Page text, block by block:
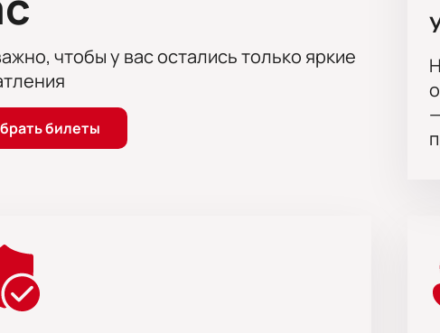
показы есть в программе мероприятий.
выбираются по интерактивной схеме зала.
купить билеты на оперу «Отелло» онлайн?
билеты на оперу «Отелло»
можно через сайт театра. Для
места в партере или ложах с учетом стоимости билетов. Цена
внимание, возможна смена актёрского состава.
чтобы у вас остались только яркие
билеты